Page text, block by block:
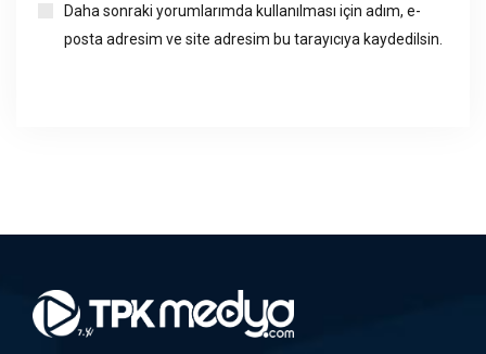
Daha sonraki yorumlarımda kullanılması için adım, e-
posta adresim ve site adresim bu tarayıcıya kaydedilsin.